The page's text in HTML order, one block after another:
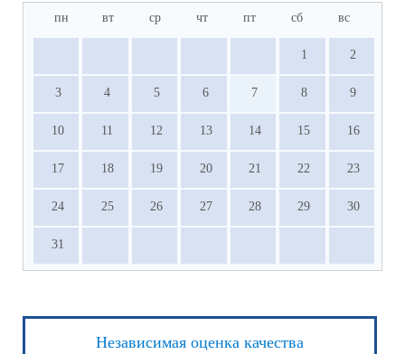
пн вт ср чт пт сб вс
1 2
3 4 5 6 7 8 9
10 11 12 13 14 15 16
17 18 19 20 21 22 23
24 25 26 27 28 29 30
31
Независимая оценка качества